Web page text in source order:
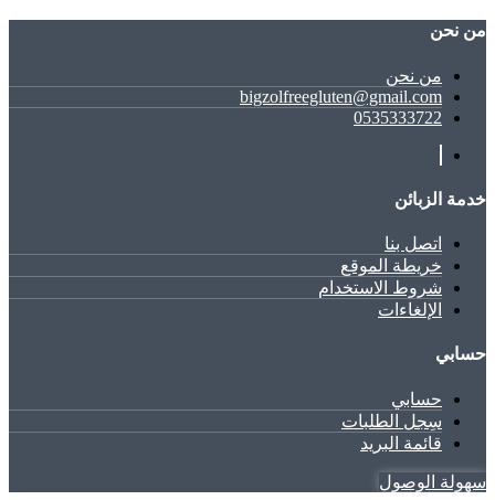
ﻣﻦ ﻧﺤﻦ
ﻣﻦ ﻧﺤﻦ
bigzolfreegluten@gmail.com
0535333722
خدمة الزبائن
اتصل بنا
خريطة الموقع
شروط الاستخدام
الإلغاءات
حسابي
حسابي
سِجل الطلبات
قائمة البريد
سهولة الوصول